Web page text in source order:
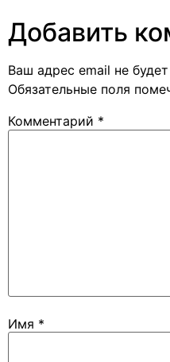
Добавить
Ваш адрес email не
Обязательные поля
Комментарий *
Имя *